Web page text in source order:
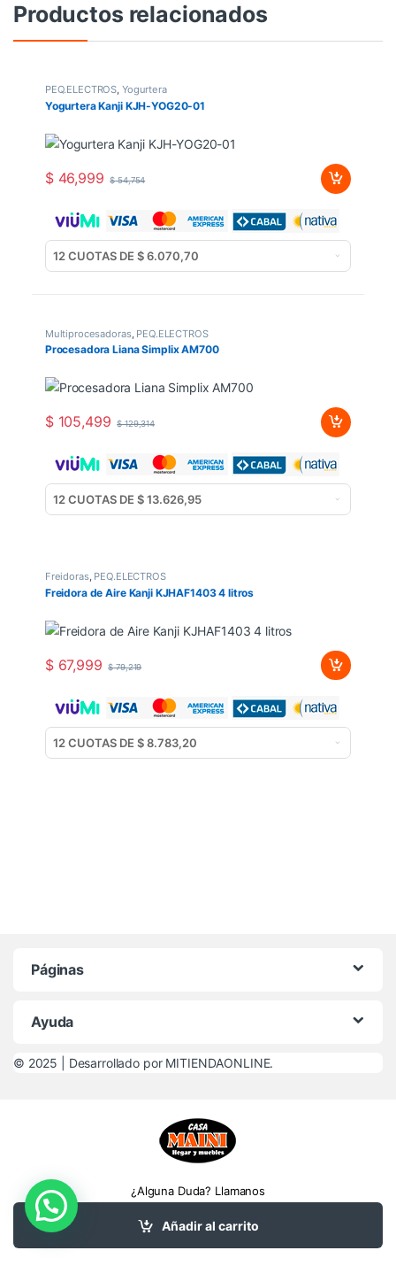
Añadir al carrito
Productos relacionados
PEQ.ELECTROS, Yogurtera
Yogurtera Kanji KJH-YOG20-01
$46,999 $54,754
Multiprocesadoras, PEQ.ELECTROS
Procesadora Liana Simplix AM700
$105,499 $129,314
Freidoras, PEQ.ELECTROS
Freidora de Aire Kanji KJHAF1403 4 litros
$67,999 $79,219
Páginas
Ayuda
© 2025 | Desarrollado por MITIENDAONLINE.
¿Alguna Duda? Llamanos
3706